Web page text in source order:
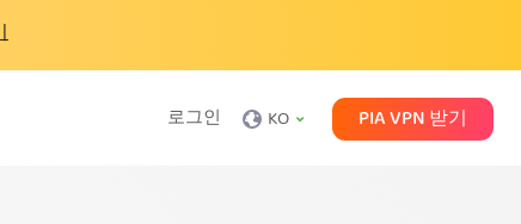
로그인 KO PIA VPN 받기